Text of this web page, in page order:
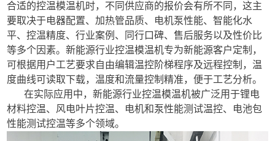
合适的控温模温机时，不同供应商的报价会有所不同，这主
要取决于电器配置、加热管品质、电机泵性能、智能化水
平、控温精度、行业案例、同行口碑、售后服务以及性价比
等多个因素。新能源行业控温模温机专为新能源客户定制，
可根据用户工艺要求自由编辑温控阶梯程序及远程控制，温
度曲线可读取下载，温度和流量控制精准，便于工艺分析。
在实际应用中，新能源行业控温模温机被广泛用于锂电
材料控温、风电叶片控温、电机和泵性能测试温控、电池包
性能测试控温等多个领域。